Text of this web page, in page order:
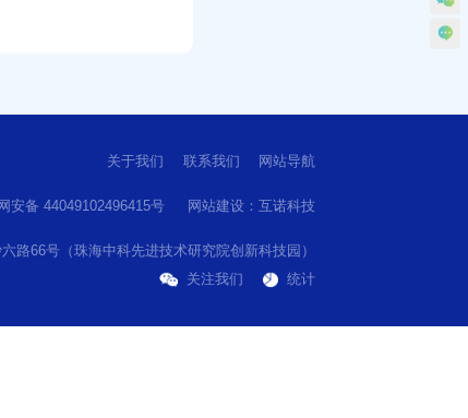
关于我们 联系我们 网站导航
安备 44049102496415号 网站建设 ： 互诺科技
路66号（珠海中科先进技术研究院创新科技园）
关注我们
统计